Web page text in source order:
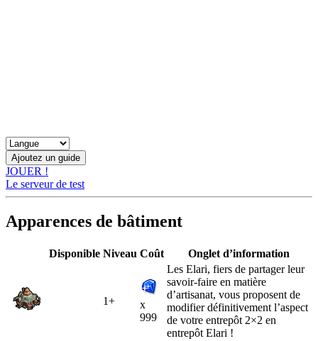
JOUER !
Le serveur de test
Apparences de bâtiment
Disponible Niveau Coût Onglet d’information
1+
x
999
Les Elari, fiers de partager leur
savoir-faire en matière
d’artisanat, vous proposent de
modifier définitivement l’aspect
de votre entrepôt 2×2 en
entrepôt Elari !